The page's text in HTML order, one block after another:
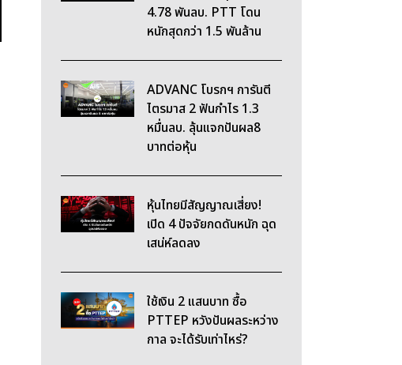
4.78 พันลบ. PTT โดน
หนักสุดกว่า 1.5 พันล้าน
ADVANC โบรกฯ การันตี
ไตรมาส 2 ฟันกำไร 1.3
หมื่นลบ. ลุ้นแจกปันผล8
บาทต่อหุ้น
หุ้นไทยมีสัญญาณเสี่ยง!
เปิด 4 ปัจจัยกดดันหนัก ฉุด
เสน่ห์ลดลง
ใช้เงิน 2 แสนบาท ซื้อ
PTTEP หวังปันผลระหว่าง
กาล จะได้รับเท่าไหร่?